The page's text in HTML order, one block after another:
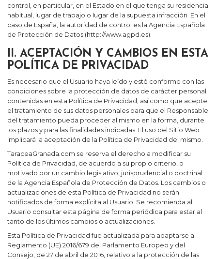
control, en particular, en el Estado en el que tenga su residencia
habitual, lugar de trabajo o lugar de la supuesta infracción. En el
caso de España, la autoridad de control es la Agencia Española
de Protección de Datos (http://www.agpd.es).
II. ACEPTACIÓN Y CAMBIOS EN ESTA
POLÍTICA DE PRIVACIDAD
Es necesario que el Usuario haya leído y esté conforme con las
condiciones sobre la protección de datos de carácter personal
contenidas en esta Política de Privacidad, así como que acepte
el tratamiento de sus datos personales para que el Responsable
del tratamiento pueda proceder al mismo en la forma, durante
los plazos y para las finalidades indicadas. El uso del Sitio Web
implicará la aceptación de la Política de Privacidad del mismo.
TaraceaGranada.com se reserva el derecho a modificar su
Política de Privacidad, de acuerdo a su propio criterio, o
motivado por un cambio legislativo, jurisprudencial o doctrinal
de la Agencia Española de Protección de Datos. Los cambios o
actualizaciones de esta Política de Privacidad no serán
notificados de forma explícita al Usuario. Se recomienda al
Usuario consultar esta página de forma periódica para estar al
tanto de los últimos cambios o actualizaciones.
Esta Política de Privacidad fue actualizada para adaptarse al
Reglamento (UE) 2016/679 del Parlamento Europeo y del
Consejo, de 27 de abril de 2016, relativo a la protección de las